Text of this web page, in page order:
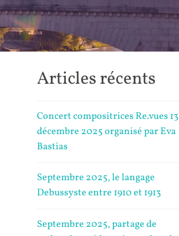
Articles récents
Concert compositrices Re.vues 13
décembre 2025 organisé par Eva
Bastias
Septembre 2025, le langage
Debussyste entre 1910 et 1913
Septembre 2025, partage de